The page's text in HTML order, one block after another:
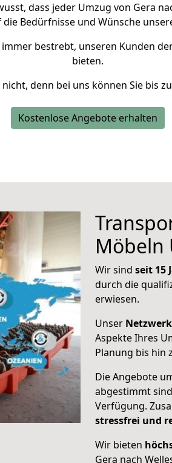
dass jeder Umzug von Gera
Bedürfnisse und Wünsche
bestrebt, unseren Kunden
bieten.
denn bei uns können Sie bis zu
Kostenlose Angebote erhalten
Möbeln
Wir sind seit 15
durch die
erwiesen.
Unser Netzwerk
Aspekte Ihres
Planung bis hin
Die Angebote
abgestimmt
Verfügung.
stressfrei und
Wir bieten
Gera nach